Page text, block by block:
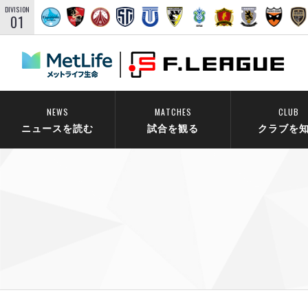
DIVISION
01
NEWS
ニュースを読む
MATCHES
試合を観る
CLUB
クラブを